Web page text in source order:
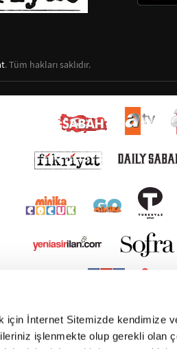
İnternet Sitemizde kendimize
işlenmekte olup gerekli olan
. Tüm hakları saklıdır.